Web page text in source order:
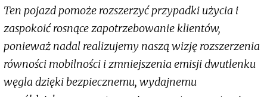
Ten pojazd pomoże rozszerzyć przypadki użycia i
zaspokoić rosnące zapotrzebowanie klientów,
ponieważ nadal realizujemy naszą wizję rozszerzenia
równości mobilności i zmniejszenia emisji dwutlenku
węgla dzięki bezpiecznemu, wydajnemu